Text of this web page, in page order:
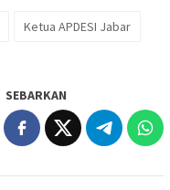
Ketua APDESI Jabar
SEBARKAN